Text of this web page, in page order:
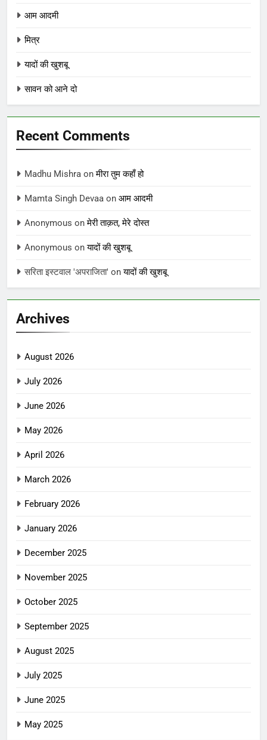
आम आदमी
मित्र
यादों की खुशबू
सावन को आने दो
Recent Comments
Madhu Mishra onमीरा तुम कहाँ हो
Mamta Singh Devaa on आम आदमी
Anonymous onमेरी ताक़त, मेरे दोस्त
Anonymous onयादों की खुशबू
सरिता इस्टवाल 'अपराजिता' onयादों की खुशबू
Archives
August 2026
July 2026
June 2026
May 2026
April 2026
March 2026
February 2026
January 2026
December 2025
November 2025
October 2025
September 2025
August 2025
July 2025
June 2025
May 2025